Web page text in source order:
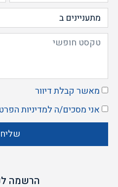
מאשר קבלת דיוור
אני מסכים/ה למדיניות
הרשמה